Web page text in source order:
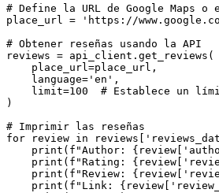
# Define la URL de Google Maps o
place_url = 'https://
# Obtener reseñas usando la API
reviews = api_client.get_reviews(
    place_url=place_url,
    language='en',
limit=100  # Establece un
)
# Imprimir las reseñas
for review in
print(f"Author:
print(f"Rating:
print(f"Review:
print(f"Link: